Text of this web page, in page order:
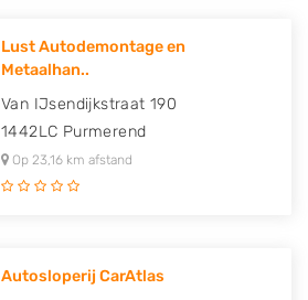
Lust Autodemontage en
Metaalhan..
Van IJsendijkstraat 190
1442LC Purmerend
Op 23,16 km afstand
Autosloperij CarAtlas